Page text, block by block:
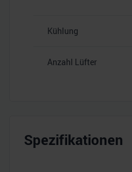
Kühlung
Anzahl Lüfter
Spezifikationen